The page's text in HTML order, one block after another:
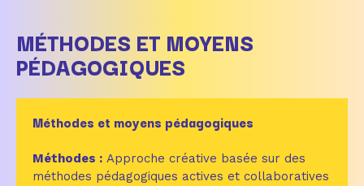
MÉTHODES ET MOYENS
PÉDAGOGIQUES
Méthodes et moyens pédagogiques
Méthodes : Approche créative basée sur des
méthodes pédagogiques actives et collaboratives